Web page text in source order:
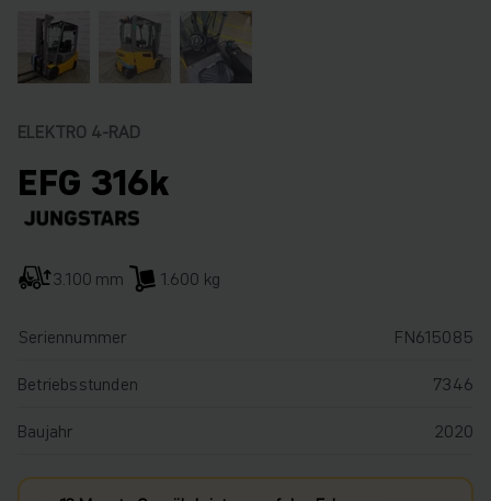
ELEKTRO 4-RAD
EFG 316k
3.100 mm 1.600 kg
Seriennummer
FN615085
Betriebsstunden
7346
Baujahr
2020